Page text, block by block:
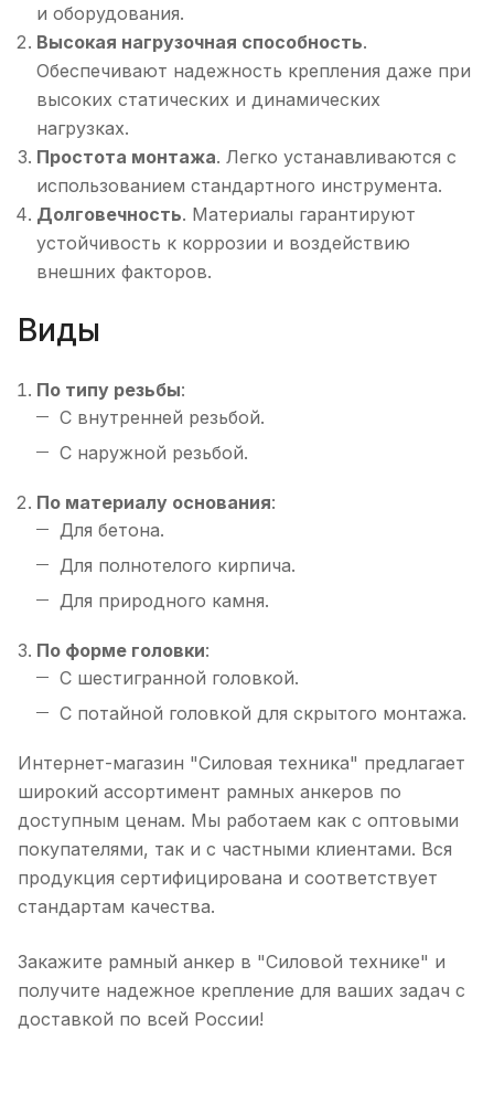
и оборудования.
Высокая нагрузочная способность.
Обеспечивают надежность крепления даже при
высоких статических и динамических
нагрузках.
Простота монтажа. Легко устанавливаются с
использованием стандартного инструмента.
Долговечность. Материалы гарантируют
устойчивость к коррозии и воздействию
внешних факторов.
Виды
По типу резьбы:
С внутренней резьбой.
С наружной резьбой.
По материалу основания:
Для бетона.
Для полнотелого кирпича.
Для природного камня.
По форме головки:
С шестигранной головкой.
С потайной головкой для скрытого монтажа.
Интернет-магазин "Силовая техника" предлагает
широкий ассортимент рамных анкеров по
доступным ценам. Мы работаем как с оптовыми
покупателями, так и с частными клиентами. Вся
продукция сертифицирована и соответствует
стандартам качества.
Закажите рамный анкер в "Силовой технике" и
получите надежное крепление для ваших задач с
доставкой по всей России!